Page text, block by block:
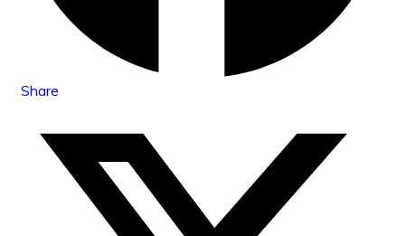
Share